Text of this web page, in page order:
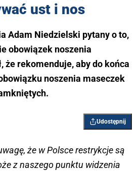
ust i nos
Adam Niedzielski pytany o to,
obowiązek noszenia
że rekomenduje, aby do końca
noszenia maseczek
Udostępnij
że w Polsce restrykcje są
z naszego punktu widzenia